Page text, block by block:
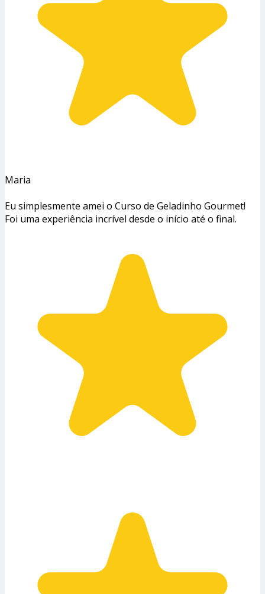
Maria
Eu simplesmente amei o Curso de Geladinho Gourmet!
Foi uma experiência incrível desde o início até o final.